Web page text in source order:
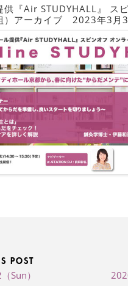
供『Air STUDYHALL』 ス
）アーカイブ 2023年3月
POST
Sun）